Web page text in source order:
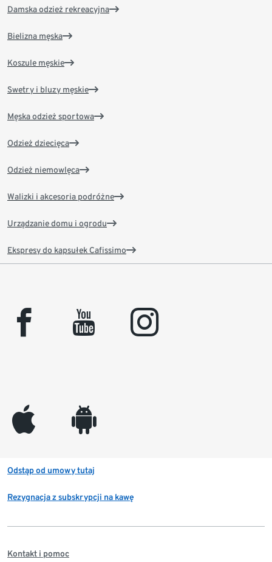
Damska odzież rekreacyjna
Bielizna męska
Koszule męskie
Swetry i bluzy męskie
Męska odzież sportowa
Odzież dziecięca
Odzież niemowlęca
Walizki i akcesoria podróżne
Urządzanie domu i ogrodu
Ekspresy do kapsułek Cafissimo
facebook youtube instagram
appleinc android
Odstąp od umowy tutaj
Rezygnacja z subskrypcji na kawę
Kontakt i pomoc